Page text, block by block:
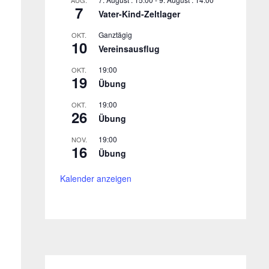
7 Vater-Kind-Zeltlager
OKT.
10
Ganztägig
Vereinsausflug
OKT.
19
19:00
Übung
OKT.
26
19:00
Übung
NOV.
16
19:00
Übung
Kalender anzeigen